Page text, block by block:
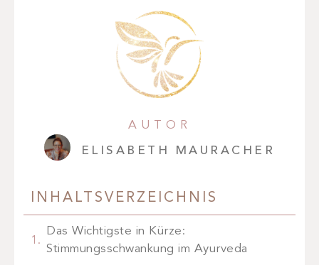
AUTOR
ELISABETH MAURACHER
INHALTSVERZEICHNIS
Das Wichtigste in Kürze:
Stimmungsschwankung im Ayurveda